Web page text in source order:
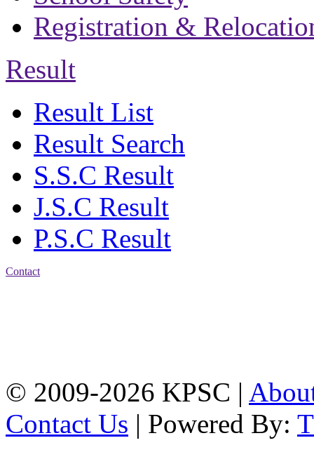
Registration &
Result
Result List
Result Search
S.S.C Result
J.S.C Result
P.S.C Result
Contact
© 2009-2026 KPSC |
Contact Us | Powered By: